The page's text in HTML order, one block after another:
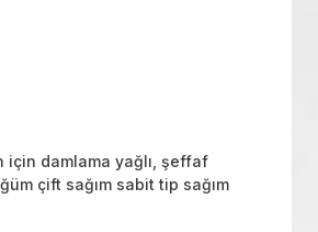
için damlama yağlı, şeffaf
çift sağım sabit tip sağım